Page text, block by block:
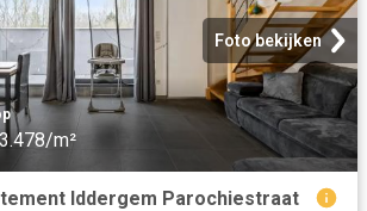
Foto bekijken
m²
Iddergem Parochiestraat